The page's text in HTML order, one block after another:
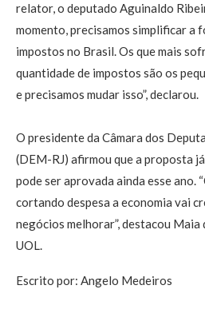
relator, o deputado Aguinaldo
momento, precisamos simplificar a
impostos no Brasil. Os que mais
quantidade de impostos são os
e precisamos mudar isso”, declarou.
O presidente da Câmara dos
(DEM-RJ) afirmou que a proposta
pode ser aprovada ainda esse ano.
cortando despesa a economia vai
negócios melhorar”, destacou
UOL.
Escrito por: Angelo Medeiros